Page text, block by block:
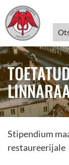
Stipendium
restaureerijale